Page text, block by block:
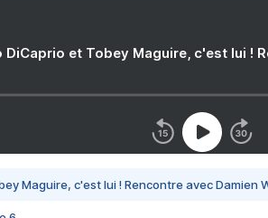
DiCaprio et Tobey Maguire, c'est lui !
Maguire, c'est lui ! Rencontre avec Damien